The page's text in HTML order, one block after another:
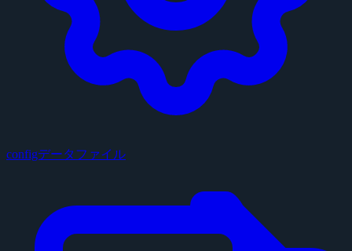
configデータファイル